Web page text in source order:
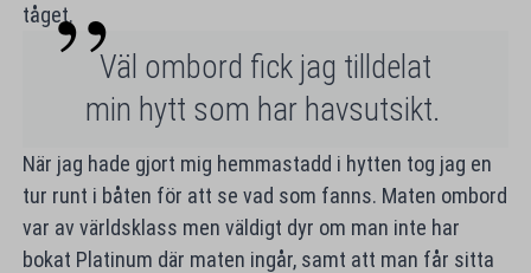
tåget.
Väl ombord fick jag tilldelat
min hytt som har havsutsikt.
När jag hade gjort mig hemmastadd i hytten tog jag en
tur runt i båten för att se vad som fanns. Maten ombord
var av världsklass men väldigt dyr om man inte har
bokat Platinum där maten ingår, samt att man får sitta